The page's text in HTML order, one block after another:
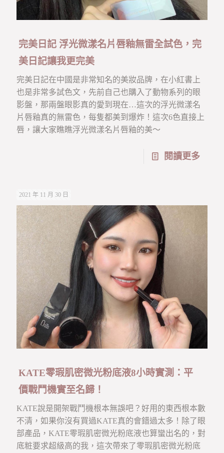
完美日記 浮光微漾名片唇釉無雷全試色，完
美日記讓我更完美
完美日記在中國是非常知名的美妝品牌，在小紅書上
也是非常多試色文，先前自己也購入了動物系列的眼
影盤，那兩盤眼影真的愛到現在…這次的浮光微漾名
片唇釉真的無雷色，每隻都美到爆炸！這次6色直接上
唇，讓大家瞧瞧浮光微漾名片唇釉的美～
閱讀更多
2021 年 11 月 30 日
KATE零瑕肌密微光粉底液8小時實測：平
價戰鬥機實至名歸！
KATE說是開架戰鬥機根本無誤吧？好用的東西根本數
不清，如果你沒有買過KATE真的會錯過太多！除了眼
部產品，KATE零瑕肌密微光粉底液也算蠻出名的，對
底粧要求超級高的我，這次帶來了零瑕肌密微光粉底